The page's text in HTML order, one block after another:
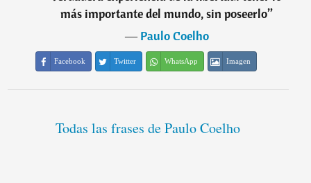
más importante del mundo, sin poseerlo”
―Paulo Coelho
Facebook Twitter WhatsApp Imagen
Todas las frases de Paulo Coelho